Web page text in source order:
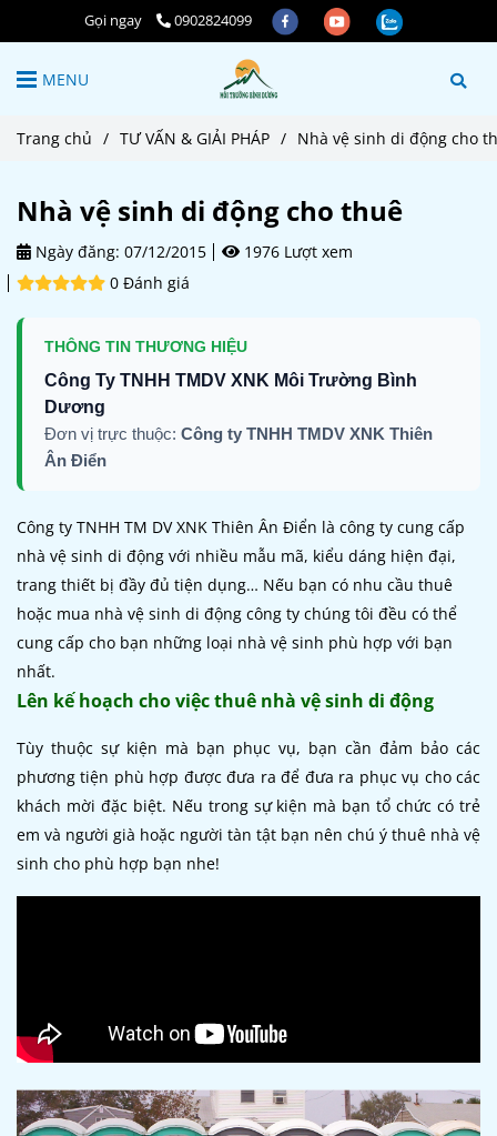
Gọi ngay 0902824099
MENU
Trang chủ / TƯ VẤN & GIẢI PHÁP / Nhà vệ sinh di động cho
Nhà vệ sinh di động cho thuê
Ngày đăng: 07/12/2015
1976 Lượt xem
0 Đánh giá
THÔNG TIN THƯƠNG HIỆU
Công Ty TNHH TMDV XNK Môi Trường Bình
Dương
Đơn vị trực thuộc: Công ty TNHH TMDV XNK Thiên
Ân Điển
Công ty TNHH TM DV XNK Thiên Ân Điển là công ty cung cấp
nhà vệ sinh di động với nhiều mẫu mã, kiểu dáng hiện đại,
trang thiết bị đầy đủ tiện dụng… Nếu bạn có nhu cầu thuê
hoặc mua nhà vệ sinh di động công ty chúng tôi đều có thể
cung cấp cho bạn những loại nhà vệ sinh phù hợp với bạn
nhất.
Lên kế hoạch cho việc thuê nhà vệ sinh di động
Tùy thuộc sự kiện mà bạn phục vụ, bạn cần đảm bảo các
phương tiện phù hợp được đưa ra để đưa ra phục vụ cho các
khách mời đặc biệt. Nếu trong sự kiện mà bạn tổ chức có trẻ
em và người già hoặc người tàn tật bạn nên chú ý thuê nhà vệ
sinh cho phù hợp bạn nhe!